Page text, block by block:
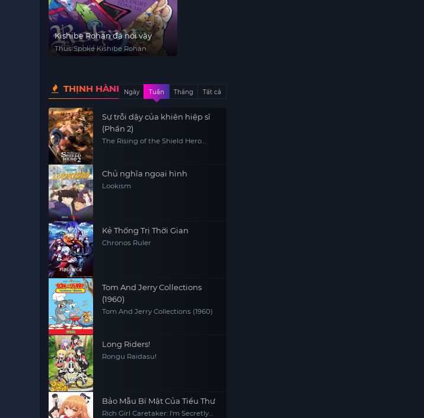
Kishibe Rohan đã nói vậy
Thus Spoke Kishibe Rohan
THỊNH HÀNHNgày Tuần Tháng Tất cả
Sự trỗi dậy của khiên hiệp sĩ
(Phần 2)
The Rising of the Shield Hero
Chủ nghĩa ngoại hình
Lookism
Kẻ Thống Trị Thời Gian
Chronos Ruler
Tom And Jerry Collections
(1960)
Tom And Jerry Collections (1960)
Long Riders!
Rongu Raidasu!
Bảo Mẫu Bí Mật Của Tiểu Thư
Rich Girl Caretaker: I'm Secretly